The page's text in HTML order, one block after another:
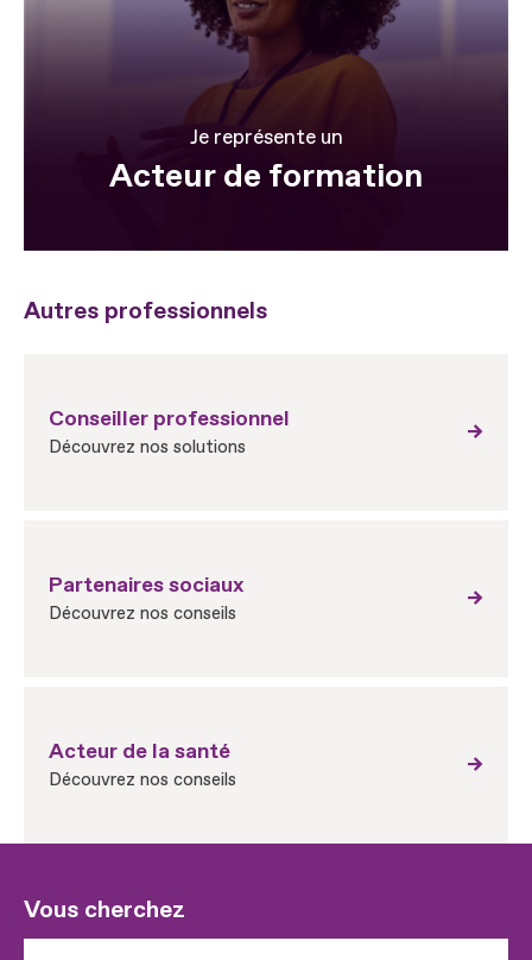
Je représente un
Acteur de formation
Autres professionnels
Conseiller professionnel
Découvrez nos solutions
Partenaires sociaux
Découvrez nos conseils
Acteur de la santé
Découvrez nos conseils
Vous cherchez